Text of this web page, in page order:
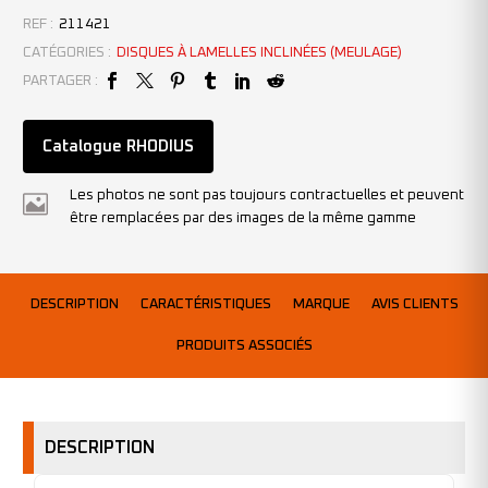
REF : 211421
CATÉGORIES :
DISQUES À LAMELLES INCLINÉES (MEULAGE)
PARTAGER :
Catalogue RHODIUS
Les photos ne sont pas toujours contractuelles et peuvent
être remplacées par des images de la même gamme
DESCRIPTION CARACTÉRISTIQUES MARQUE AVIS CLIENTS
PRODUITS ASSOCIÉS
DESCRIPTION